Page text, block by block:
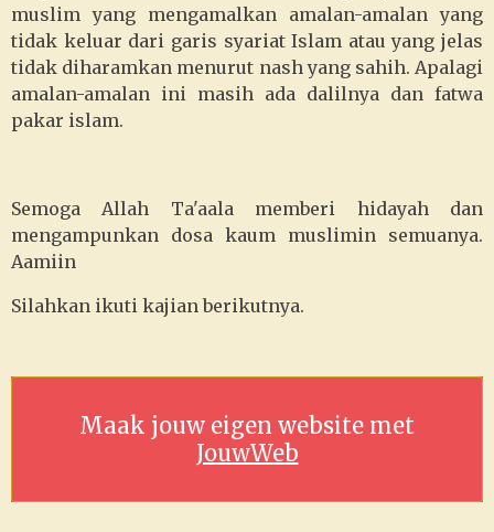
muslim yang mengamalkan amalan-amalan yang
tidak keluar dari garis syariat Islam atau yang jelas
tidak diharamkan menurut nash yang sahih. Apalagi
amalan-amalan ini masih ada dalilnya dan fatwa
pakar islam.
Semoga Allah Ta'aala memberi hidayah dan
mengampunkan dosa kaum muslimin semuanya.
Aamiin
Silahkan ikuti kajian berikutnya.
Maak jouw eigen website met
JouwWeb